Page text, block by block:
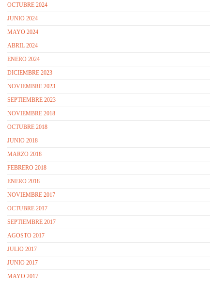
OCTUBRE 2024
JUNIO 2024
MAYO 2024
ABRIL 2024
ENERO 2024
DICIEMBRE 2023
NOVIEMBRE 2023
SEPTIEMBRE 2023
NOVIEMBRE 2018
OCTUBRE 2018
JUNIO 2018
MARZO 2018
FEBRERO 2018
ENERO 2018
NOVIEMBRE 2017
OCTUBRE 2017
SEPTIEMBRE 2017
AGOSTO 2017
JULIO 2017
JUNIO 2017
MAYO 2017